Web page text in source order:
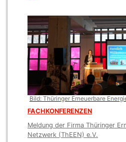
Bild: Thüringer Erneuerbare
FACHKONFERENZEN
Meldung der Firma Thüringer
Netzwerk (ThEEN) e.V.